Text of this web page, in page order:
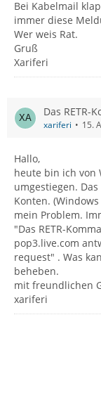
Bei Kabelmail
immer diese
Wer weis Rat.
Gruß
Xariferi
Das RETR-
xariferi 15.
Hallo,
heute bin ich von
umgestiegen.
Konten.
mein Problem.
"Das RETR-
pop3.live.com
request" . Was
beheben.
mit freundlichen
xariferi